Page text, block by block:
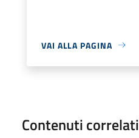
VAI ALLA PAGINA
Contenuti correlati